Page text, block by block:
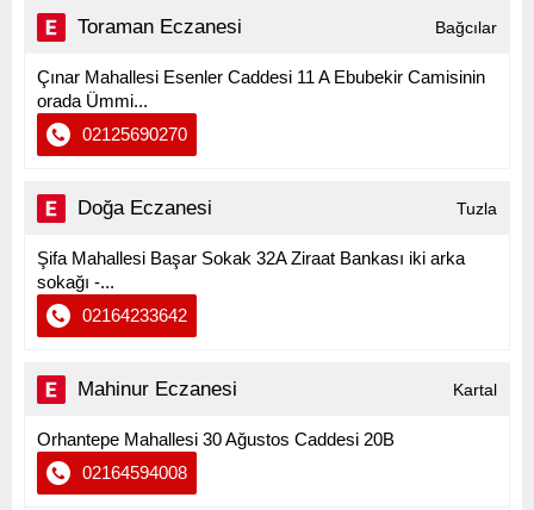
Toraman Eczanesi Bağcılar
Çınar Mahallesi Esenler Caddesi 11 A Ebubekir Camisinin
orada Ümmi...
02125690270
Doğa Eczanesi Tuzla
Şifa Mahallesi Başar Sokak 32A Ziraat Bankası iki arka
sokağı -...
02164233642
Mahinur Eczanesi Kartal
Orhantepe Mahallesi 30 Ağustos Caddesi 20B
02164594008